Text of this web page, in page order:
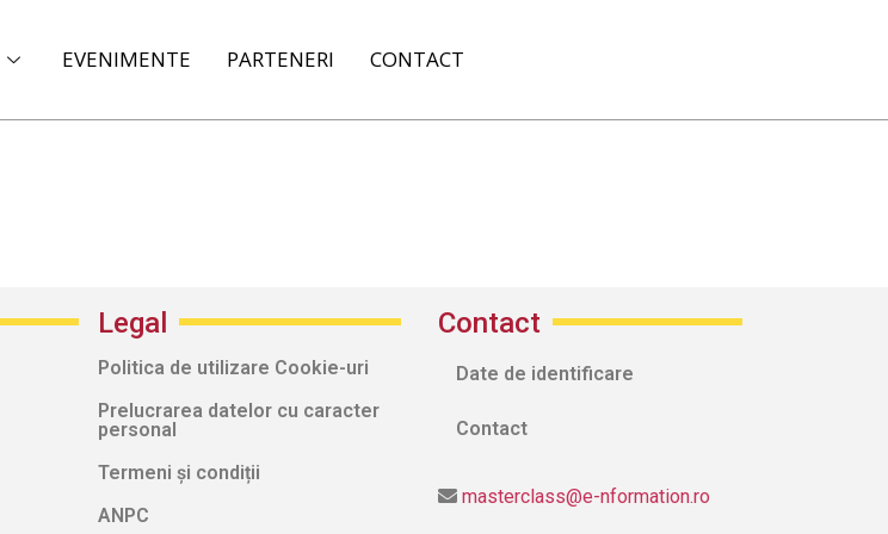
EVENIMENTE PARTENERI CONTACT
Legal
Politica de utilizare Cookie-uri
Prelucrarea datelor cu caracter
personal
Termeni și condiții
ANPC
Contact
Date de identificare
Contact
masterclass@e-nformation.ro